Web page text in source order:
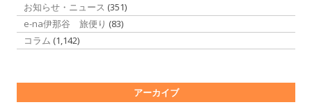
お知らせ・ニュース (351)
e-na伊那谷 旅便り (83)
コラム (1,142)
アーカイブ